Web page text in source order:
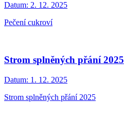
Datum: 2. 12. 2025
Pečení cukroví
Strom splněných přání 2025
Datum: 1. 12. 2025
Strom splněných přání 2025